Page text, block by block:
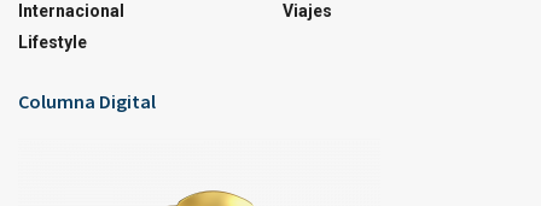
Internacional
Lifestyle
Viajes
Columna Digital